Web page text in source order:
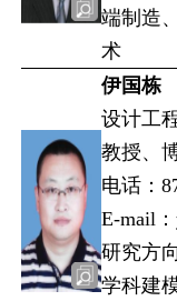
端制造
术
伊国栋
设计工
教授、
电话：
E-mail
研究方
学科建